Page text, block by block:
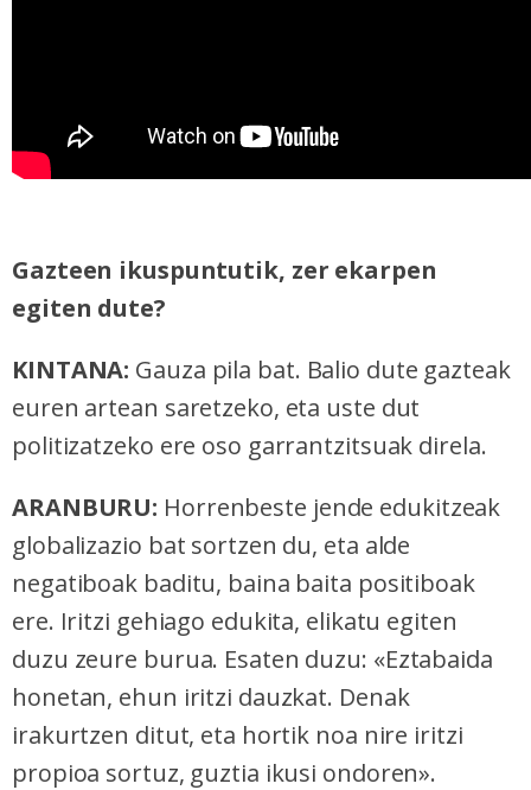
Gazteen ikuspuntutik, zer ekarpen
egiten dute?
KINTANA: Gauza pila bat. Balio dute gazteak
euren artean saretzeko, eta uste dut
politizatzeko ere oso garrantzitsuak direla.
ARANBURU: Horrenbeste jende edukitzeak
globalizazio bat sortzen du, eta alde
negatiboak baditu, baina baita positiboak
ere. Iritzi gehiago edukita, elikatu egiten
duzu zeure burua. Esaten duzu: «Eztabaida
honetan, ehun iritzi dauzkat. Denak
irakurtzen ditut, eta hortik noa nire iritzi
propioa sortuz, guztia ikusi ondoren».